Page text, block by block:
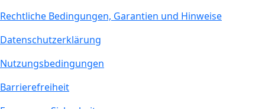
Rechtliche Bedingungen, Garantien und Hinweise
Datenschutzerklärung
Nutzungsbedingungen
Barrierefreiheit